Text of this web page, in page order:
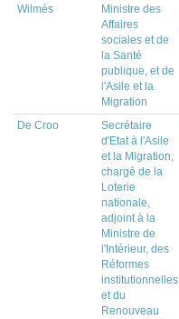
Wilmès
Ministre des
Affaires
sociales et de
la Santé
publique, et de
l'Asile et la
Migration
De Croo
Secrétaire
d'Etat à l'Asile
et la Migration,
chargé de la
Loterie
nationale,
adjoint à la
Ministre de
l'Intérieur, des
Réformes
institutionnelles
et du
Renouveau